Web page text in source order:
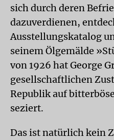
sich durch deren
dazuverdienen,
Ausstellungskatalog
seinem Ölgemälde
von 1926 hat George
gesellschaftlichen
Republik auf
seziert.
Das ist natürlich kein